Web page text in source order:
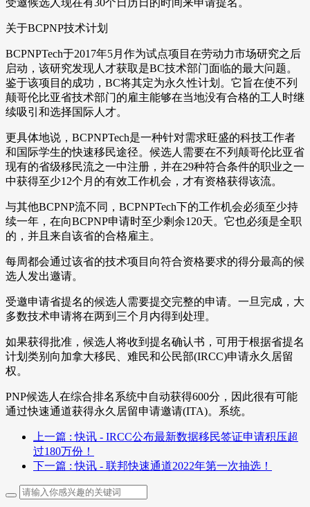
受邀候选人现在有30个日历日的时间来申请提名。
关于BCPNP技术计划
BCPNPTech于2017年5月作为试点项目在劳动力市场研究之后
启动，该研究发现人才获取是BC技术部门面临的最大问题。
鉴于该项目的成功，BC将其定为永久性计划。它旨在使不列
颠哥伦比亚省技术部门的雇主能够在当地没有合格的工人时继
续吸引和选择国际人才。
更具体地说，BCPNPTech是一种针对需求旺盛的科技工作者
和国际学生的快速移民途径。候选人需要在不列颠哥伦比亚省
现有的省级移民流之一中注册，并在29种符合条件的职业之一
中获得至少12个月的有效工作机会，才有资格获得该流。
与其他BCPNP流不同，BCPNPTech下的工作机会必须至少持
续一年，在向BCPNP申请时至少剩余120天。它也必须是全职
的，并且来自该省的合格雇主。
每周都会通过该省的技术项目向符合资格要求的得分最高的候
选人发出邀请。
受邀申请省提名的候选人需要提交完整的申请。一旦完成，大
多数技术申请将在两到三个月内得到处理。
如果获得批准，候选人将收到提名确认书，可用于根据省提名
计划类别向加拿大移民、难民和公民部(IRCC)申请永久居留
权。
PNP候选人在综合排名系统中自动获得600分，因此很有可能
通过快速通道获得永久居留申请邀请(ITA)。系统。
上一篇 : 快讯 - IRCC公布最新数据移民签证申请积压超
过180万份！
下一篇 : 快讯 - 联邦快速通道2022年第一次抽选！